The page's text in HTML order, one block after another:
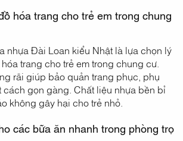
hóa trang cho trẻ em trong chung
nhựa Đài Loan kiểu Nhật là lựa chọn lý
trang cho trẻ em trong chung cư.
rãi giúp bảo quản trang phục, phụ
cách gọn gàng. Chất liệu nhựa bền bỉ
không gây hại cho trẻ nhỏ.
các bữa ăn nhanh trong phòng trọ